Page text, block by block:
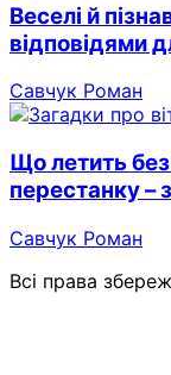
Веселі й
відповідями
Савчук Роман
Що летить
перестанку –
Савчук Роман
Всі права